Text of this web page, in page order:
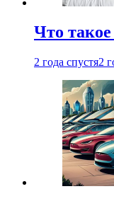
Что
2 года спустя2